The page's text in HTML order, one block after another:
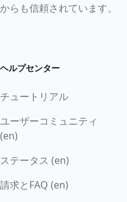
らも信頼されています。
ヘルプセンター
チュートリアル
ユーザーコミュニティ
(en)
ステータス (en)
請求とFAQ (en)